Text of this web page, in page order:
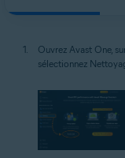
Ouvrez Avast One,
sélectionnez